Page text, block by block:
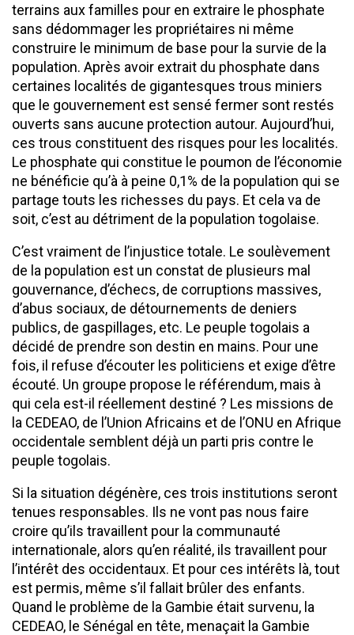
terrains aux familles pour en extraire le phosphate
sans dédommager les propriétaires ni même
construire le minimum de base pour la survie de la
population. Après avoir extrait du phosphate dans
certaines localités de gigantesques trous miniers
que le gouvernement est sensé fermer sont restés
ouverts sans aucune protection autour. Aujourd’hui,
ces trous constituent des risques pour les localités.
Le phosphate qui constitue le poumon de l’économie
ne bénéficie qu’à à peine 0,1% de la population qui se
partage touts les richesses du pays. Et cela va de
soit, c’est au détriment de la population togolaise.
C’est vraiment de l’injustice totale. Le soulèvement
de la population est un constat de plusieurs mal
gouvernance, d’échecs, de corruptions massives,
d’abus sociaux, de détournements de deniers
publics, de gaspillages, etc. Le peuple togolais a
décidé de prendre son destin en mains. Pour une
fois, il refuse d’écouter les politiciens et exige d’être
écouté. Un groupe propose le référendum, mais à
qui cela est-il réellement destiné ? Les missions de
la CEDEAO, de l’Union Africains et de l’ONU en Afrique
occidentale semblent déjà un parti pris contre le
peuple togolais.
Si la situation dégénère, ces trois institutions seront
tenues responsables. Ils ne vont pas nous faire
croire qu’ils travaillent pour la communauté
internationale, alors qu’en réalité, ils travaillent pour
l’intérêt des occidentaux. Et pour ces intérêts là, tout
est permis, même s’il fallait brûler des enfants.
Quand le problème de la Gambie était survenu, la
CEDEAO, le Sénégal en tête, menaçait la Gambie